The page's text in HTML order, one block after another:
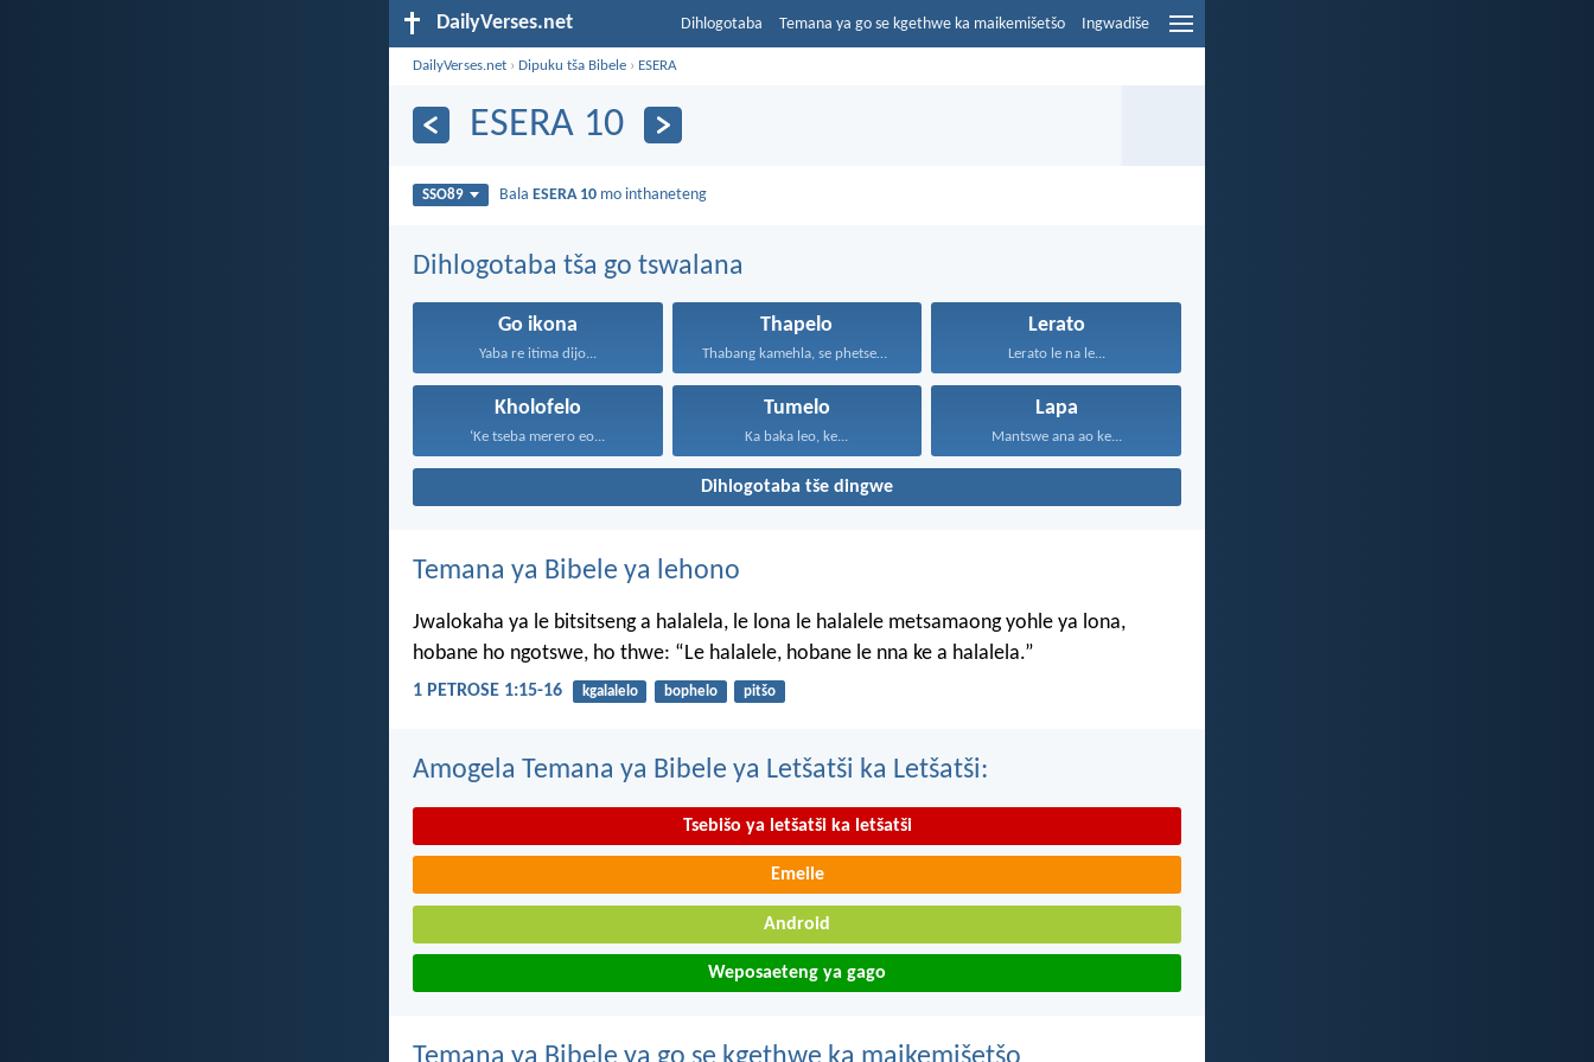
DailyVerses.net Dihlogotaba Temana ya go se kgethwe ka maikemišetšo Ingwadiše
DailyVerses.net ›Dipuku tša Bibele › ESERA
ESERA 10
SSO89 Bala ESERA 10 mo inthaneteng
Dihlogotaba tša go tswalana
Go ikona
Yaba re itima dijo...
Thapelo
Thabang kamehla, se phetseng...
Lerato
Lerato le na le...
Kholofelo
‘Ke tseba merero eo...
Tumelo
Ka baka leo, ke...
Lapa
Mantswe ana ao ke...
Dihlogotaba tše dingwe
Temana ya Bibele ya lehono
Jwalokaha ya le bitsitseng a halalela, le lona le halalele metsamaong yohle ya lona,
hobane ho ngotswe, ho thwe: “Le halalele, hobane le nna ke a halalela.”
1 PETROSE 1:15-16 kgalalelo bophelo pitšo
Amogela Temana ya Bibele ya Letšatši ka Letšatši:
Tsebišo ya letšatši ka letšatši
Emeile
Android
Weposaeteng ya gago